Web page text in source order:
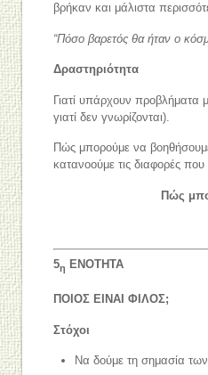
βρήκαν και μάλιστα
“Πόσο βαρετός θα ήταν ο
Δραστηριότητα
Γιατί υπάρχουν προβλήματα
γιατί δεν γνωρίζονται).
Πώς μπορούμε να
κατανοούμε τις διαφορές
Πώς
5η ΕΝΟΤΗΤΑ
ΠΟΙΟΣ ΕΙΝΑΙ ΦΙΛΟΣ;
Στόχοι
Να δούμε τη σημασία